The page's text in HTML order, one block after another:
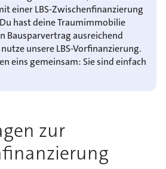
einer LBS-Zwischenfinanzierung
hast deine Traumimmobilie
Bausparvertrag ausreichend
unsere LBS-Vorfinanzierung.
eins gemeinsam: Sie sind einfach
zur